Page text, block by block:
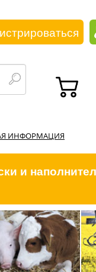
ИНФОРМАЦИЯ
и